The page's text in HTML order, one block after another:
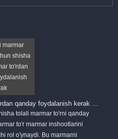
qanday foydalanish kerak ...
tolali marmar to'rni qanday
to'r marmar inshootlarini
rol o'ynaydi. Bu marmarni